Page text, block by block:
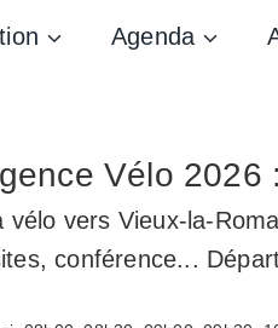
Agenda
Vélo 2026
vélo vers Vieux-la-
conférence...